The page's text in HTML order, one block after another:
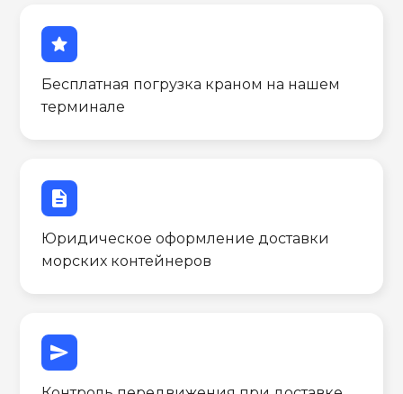
star
Бесплатная погрузка краном на нашем
терминале
description
Юридическое оформление доставки
морских контейнеров
send